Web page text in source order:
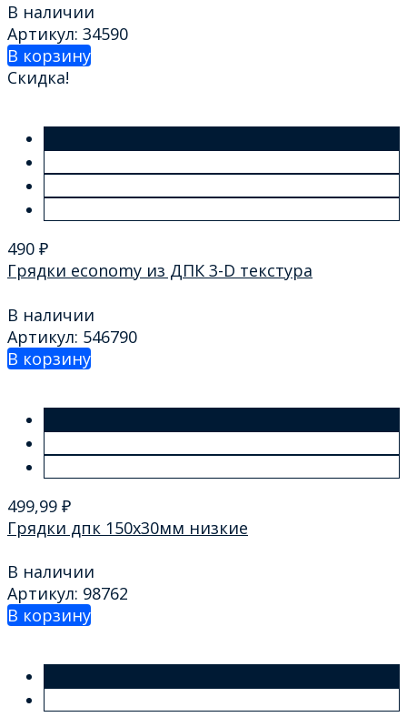
В наличии
Артикул: 34590
В корзину
Скидка!
490 ₽
Грядки economy из ДПК 3-D текстура
В наличии
Артикул: 546790
В корзину
499,99 ₽
Грядки дпк 150х30мм низкие
В наличии
Артикул: 98762
В корзину